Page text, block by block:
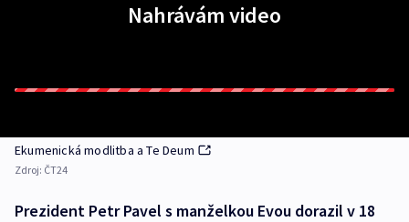
Nahrávám video
Ekumenická modlitba a Te Deum
Zdroj: ČT24
Prezident Petr Pavel s manželkou Evou dorazil v 18